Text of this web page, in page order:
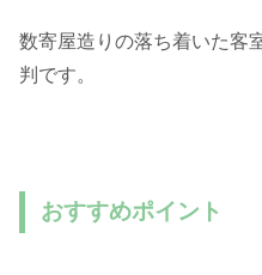
数寄屋造りの落ち着いた客
判です。
おすすめポイント